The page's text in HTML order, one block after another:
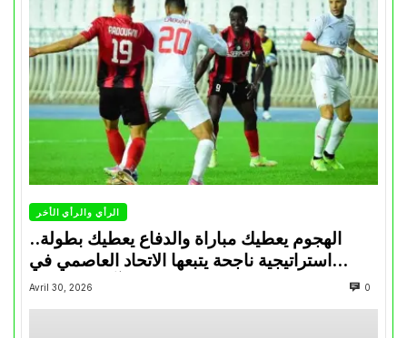
الرأي والرأي الأخر
الهجوم يعطيك مباراة والدفاع يعطيك بطولة..
استراتيجية ناجحة يتبعها الاتحاد العاصمي في
تتويجاته آخر السنوات
Avril 30, 2026 0